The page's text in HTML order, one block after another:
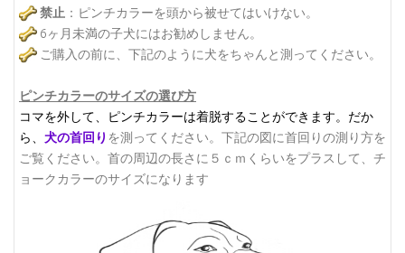
禁止 ：ピンチカラーを頭から被せてはいけない。
6ヶ月未満の子犬にはお勧めしません。
ご購入の前に、下記のように犬をちゃんと測ってください。
ピンチカラーのサイズの選び方
コマを外して、ピンチカラーは着脱することができます。 だか
ら、 犬の首回り を測ってください。下記の図に首回りの測り方を
ご覧ください。 首の周辺の長さに５ｃｍくらいをプラスして、チ
ョークカラーのサイズになります